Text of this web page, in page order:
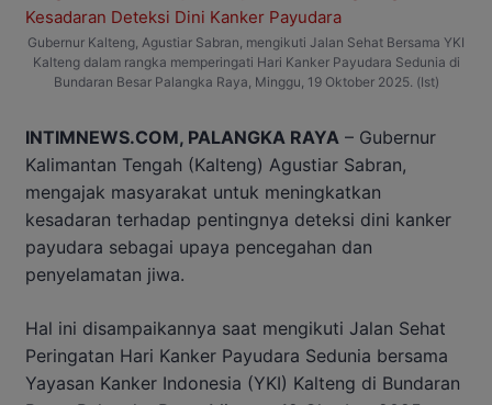
Gubernur Kalteng, Agustiar Sabran, mengikuti Jalan Sehat Bersama YKI
Kalteng dalam rangka memperingati Hari Kanker Payudara Sedunia di
Bundaran Besar Palangka Raya, Minggu, 19 Oktober 2025. (Ist)
INTIMNEWS.COM, PALANGKA RAYA – Gubernur
Kalimantan Tengah (Kalteng) Agustiar Sabran,
mengajak masyarakat untuk meningkatkan
kesadaran terhadap pentingnya deteksi dini kanker
payudara sebagai upaya pencegahan dan
penyelamatan jiwa.
Hal ini disampaikannya saat mengikuti Jalan Sehat
Peringatan Hari Kanker Payudara Sedunia bersama
Yayasan Kanker Indonesia (YKI) Kalteng di Bundaran